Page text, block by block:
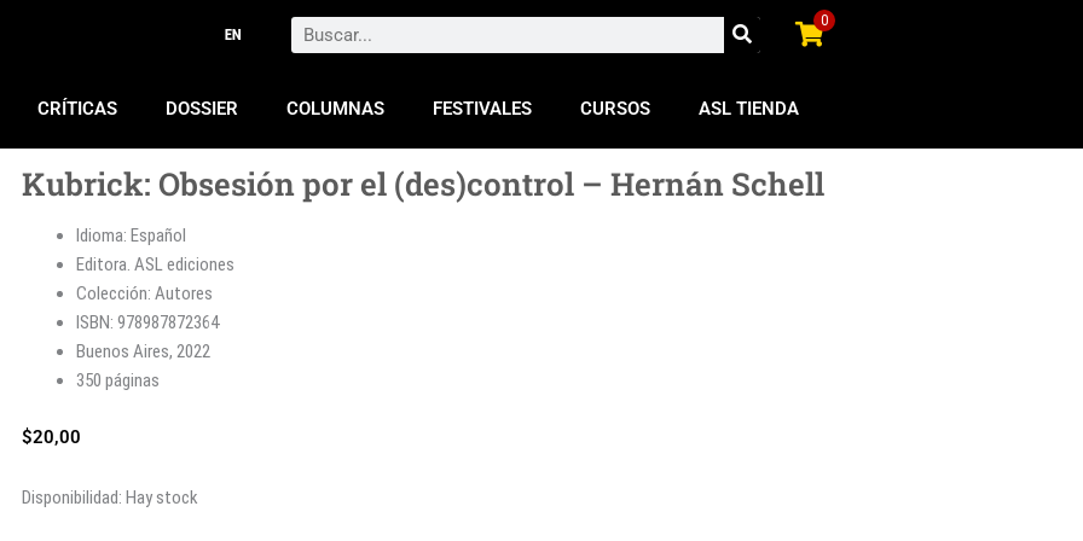
Search 0
CRÍTICAS DOSSIER COLUMNAS FESTIVALES CURSOS ASL TIENDA
Kubrick: Obsesión por el (des)control – Hernán Schell
Idioma: Español
Editora. ASL ediciones
Colección: Autores
ISBN: 978987872364
Buenos Aires, 2022
350 páginas
$20,00
Disponibilidad: Hay stock
Kubrick: